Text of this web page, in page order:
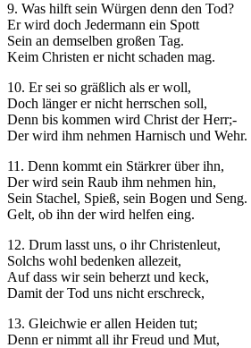
9. Was hilft sein Würgen denn den Tod?
Er wird doch Jedermann ein Spott
Sein an demselben großen Tag.
Keim Christen er nicht schaden mag.
10. Er sei so gräßlich als er woll,
Doch länger er nicht herrschen soll,
Denn bis kommen wird Christ der Herr;-
Der wird ihm nehmen Harnisch und Wehr.
11. Denn kommt ein Stärkrer über ihn,
Der wird sein Raub ihm nehmen hin,
Sein Stachel, Spieß, sein Bogen und Seng.
Gelt, ob ihn der wird helfen eing.
12. Drum lasst uns, o ihr Christenleut,
Solchs wohl bedenken allezeit,
Auf dass wir sein beherzt und keck,
Damit der Tod uns nicht erschreck,
13. Gleichwie er allen Heiden tut;
Denn er nimmt all ihr Freud und Mut,